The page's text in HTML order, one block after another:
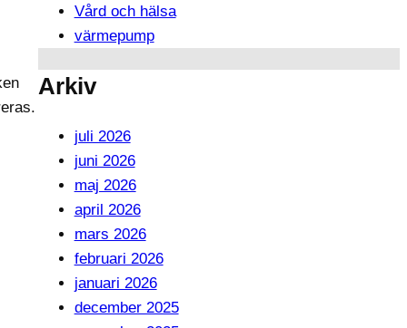
Vård och hälsa
värmepump
Arkiv
juli 2026
juni 2026
maj 2026
april 2026
mars 2026
februari 2026
januari 2026
december 2025